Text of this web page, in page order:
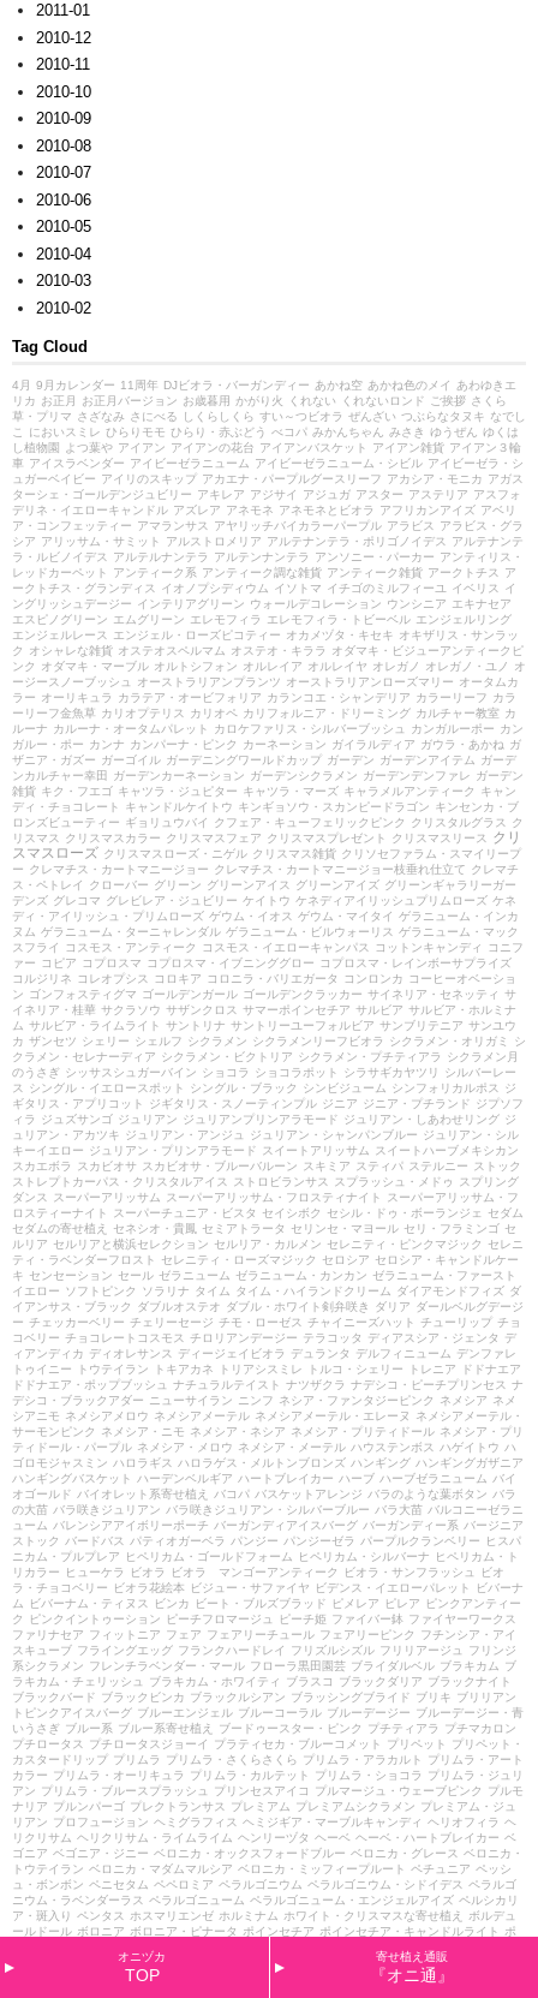
2011-01
2010-12
2010-11
2010-10
2010-09
2010-08
2010-07
2010-06
2010-05
2010-04
2010-03
2010-02
Tag Cloud
4月 9月カレンダー 11周年 DJビオラ・バーガンディー あかね空 あかね色のメイ
あわゆきエ
リカ お正月 お正月バージョン お歳暮用 かがり火 くれない くれないロンド ご挨拶 さくら
草・プリマ さざなみ さにべる しくらしくら すい～つビオラ ぜんざい つぶらなタヌキ なでし
こ
においスミレ ひらりモモ ひらり・赤ぶどう べコパ みかんちゃん みさき ゆうぜん
ゆくは
し植物園
よつ葉や アイアン アイアンの花台 アイアンバスケット アイアン雑貨 アイアン３輪
車 アイスラベンダー アイビーゼラニューム アイビーゼラニューム・シビル アイビーゼラ・シ
ュガーベイビー アイリのスキップ アカエナ・パープルグースリーフ アカシア・モニカ アガス
ターシェ・ゴールデンジュビリー アキレア アジサイ アジュガ アスター アステリア アスフォ
デリネ・イエローキャンドル アズレア アネモネ アネモネとビオラ アフリカンアイズ アベリ
ア・コンフェッティー アマランサス アヤリッチバイカラーパープル アラビス
アラビス・グラ
シア アリッサム・サミット アルストロメリア アルテナンテラ・ポリゴノイデス
アルテナンテ
ラ・ルビノイデス
アルテルナンテラ アルテンナンテラ アンソニー・パーカー アンティリス・
レッドカーペット
アンティーク系 アンティーク調な雑貨 アンティーク雑貨 アークトチス
ア
ークトチス・グランディス
イオノプシディウム イソトマ イチゴのミルフィーユ イベリス
イ
ングリッシュデージー インテリアグリーン ウォールデコレーション ウンシニア エキナセア
エスピノグリーン エムグリーン エレモフィラ エレモフィラ・トビーベル エンジェルリング
エンジェルレース
エンジェル・ローズピコティー オカメヅタ・キセキ オキザリス・サンラッ
ク
オシャレな雑貨 オステオスペルマム オステオ・キララ
オダマキ・ビジューアンティークピ
ンク
オダマキ・マーブル オルトシフォン オルレイア オルレイヤ オレガノ オレガノ・ユノ
オ
ージースノーブッシュ
オーストラリアンプランツ オーストラリアンローズマリー オータムカ
ラー オーリキュラ カラテア・オービフォリア カランコエ・シャンデリア カラーリーフ カラ
ーリーフ金魚草 カリオプテリス カリオペ カリフォルニア・ドリーミング カルチャー教室 カ
ルーナ カルーナ・オータムパレット カロケファリス・シルバーブッシュ カンガルーポー カン
ガルー・ポー カンナ カンパーナ・ピンク カーネーション ガイラルディア ガウラ・あかね ガ
ザニア・ガズー ガーゴイル ガーデニングワールドカップ ガーデン ガーデンアイテム ガーデ
ンカルチャー幸田
ガーデンカーネーション ガーデンシクラメン ガーデンデンファレ ガーデン
雑貨 キク・フエゴ キャツラ・ジュピター キャツラ・マーズ キャラメルアンティーク
キャン
ディ・チョコレート
キャンドルケイトウ キンギョソウ・スカンピードラゴン キンセンカ・ブ
ロンズビューティー ギョリュウバイ クフェア・キューフェリックピンク クリスタルグラス
ク
リスマス
クリスマスカラー クリスマスフェア クリスマスプレゼント クリスマスリース
クリ
スマスローズ クリスマスローズ・ニゲル クリスマス雑貨 クリソセファラム・スマイリープ
ー クレマチス・カートマニージョー クレマチス・カートマニージョー枝垂れ仕立て クレマチ
ス・ペトレイ
クローバー グリーン グリーンアイス グリーンアイズ グリーンギャラリーガー
デンズ グレコマ グレビレア・ジュビリー ケイトウ ケネディアイリッシュプリムローズ ケネ
ディ・アイリッシュ・プリムローズ ゲウム・イオス ゲウム・マイタイ ゲラニューム・インカ
ヌム ゲラニューム・ターニャレンダル ゲラニューム・ビルウォーリス ゲラニューム・マック
スフライ
コスモス・アンティーク コスモス・イエローキャンパス コットンキャンディ
コニフ
ァー
コピア コプロスマ コプロスマ・イブニンググロー
コプロスマ・レインボーサプライズ
コルジリネ
コレオプシス コロキア コロニラ・バリエガータ コンロンカ
コーヒーオベーショ
ン ゴンフォスティグマ ゴールデンガール ゴールデンクラッカー サイネリア・セネッティ サ
イネリア・桂華 サクラソウ サザンクロス サマーポインセチア サルビア サルビア・ホルミナ
ム サルビア・ライムライト サントリナ サントリーユーフォルビア サンブリテニア サンユウ
カ ザンセツ シェリー シェルフ シクラメン シクラメンリーフビオラ シクラメン・オリガミ
シ
クラメン・セレナーディア シクラメン・ビクトリア シクラメン・プチティアラ
シクラメン月
のうさぎ シッサスシュガーバイン ショコラ ショコラポット シラサギカヤツリ
シルバーレー
ス
シングル・イエロースポット シングル・ブラック シンビジューム シンフォリカルポス
ジ
ギタリス・アプリコット
ジギタリス・スノーティンプル ジニア ジニア・プチランド ジプソフ
ィラ
ジュズサンゴ ジュリアン ジュリアンプリンアラモード ジュリアン・しあわせリング ジ
ュリアン・アカツキ ジュリアン・アンジュ ジュリアン・シャンパンブルー ジュリアン・シル
キーイエロー ジュリアン・プリンアラモード スイートアリッサム
スイートハーブメキシカン
スカエボラ
スカビオサ スカビオサ・ブルーバルーン スキミア スティパ ステルニー
ストック
ストレプトカーパス・クリスタルアイス
ストロビランサス スプラッシュ・メドゥ
スプリング
ダンス
スーパーアリッサム スーパーアリッサム・フロスティナイト
スーパーアリッサム・フ
ロスティーナイト
スーパーチュニア・ビスタ セイシボク セシル・ドゥ・ボーランジェ
セダム
セダムの寄せ植え
セネシオ・貴鳳 セミアトラータ セリンセ・マヨール セリ・フラミンゴ セ
ルリア セルリアと横浜セレクション セルリア・カルメン セレニティ・ピンクマジック
セレニ
ティ・ラベンダーフロスト
セレニティ・ローズマジック セロシア セロシア・キャンドルケー
キ センセーション セール ゼラニューム ゼラニューム・カンカン ゼラニューム・ファースト
イエロー ソフトピンク ソラリナ タイム タイム・ハイランドクリーム ダイアモンドフィズ ダ
イアンサス・ブラック
ダブルオステオ ダブル・ホワイト剣弁咲き ダリア ダールベルグデージ
ー チェッカーベリー チェリーセージ チモ・ローゼス チャイニーズハット チューリップ チョ
コベリー チョコレートコスモス チロリアンデージー テラコッタ ディアスシア・ジェンタ
デ
ィアンディカ ディオレサンス ディージェイビオラ デュランタ デルフィニューム デンファレ
トゥイニー
トウテイラン トキアカネ トリアシスミレ トルコ・シェリー トレニア
ドドナエア
ドドナエア・ポップブッシュ
ナチュラルテイスト ナツザクラ ナデシコ・ピーチプリンセス ナ
デシコ・ブラックアダー
ニューサイラン ニンフ ネシア・ファンタジーピンク ネメシア ネメ
シアニモ ネメシアメロウ ネメシアメーテル ネメシアメーテル・エレーヌ
ネメシアメーテル・
サーモンピンク
ネメシア・ニモ ネメシア・ネシア ネメシア・プリティドール ネメシア・プリ
ティドール・パープル ネメシア・メロウ ネメシア・メーテル ハウステンボス ハゲイトウ ハ
ゴロモジャスミン ハロラギス ハロラゲス・メルトンブロンズ ハンギング ハンギングガザニア
ハンギングバスケット
ハーデンベルギア ハートブレイカー ハーブ ハーブゼラニューム バイ
オゴールド バイオレット系寄せ植え バコパ バスケットアレンジ バラのような葉ボタン バラ
の大苗 バラ咲きジュリアン バラ咲きジュリアン・シルバーブルー バラ大苗 バルコニーゼラニ
ューム バレンシアアイボリーポーチ バーガンディアイスバーグ バーガンディー系 バージニア
ストック
バードバス パティオガーベラ パンジー パンジーゼラ パープルクランベリー
ヒスパ
ニカム・プルプレア
ヒペリカム・ゴールドフォーム ヒペリカム・シルバーナ
ヒペリカム・ト
リカラー
ヒューケラ ビオラ ビオラ マンゴーアンティーク ビオラ・サンフラッシュ
ビオ
ラ・チョコベリー
ビオラ花絵本 ビジュー・サファイヤ ビデンス・イエローパレット
ビバーナ
ム
ビバーナム・ティヌス ビンカ ビート・ブルズブラッド ピメレア ピレア
ピンクアンティー
ク
ピンクイントゥーション ピーチフロマージュ ピーチ姫 ファイバー鉢 ファイヤーワークス
ファリナセア フィットニア フェア フェアリーチュール フェアリーピンク
フチンシア・アイ
スキューブ フライングエッグ フランクハードレイ フリズルシズル フリリアージュ
フリンジ
系シクラメン フレンチラベンダー・マール フローラ黒田園芸 ブライダルベル ブラキカム ブ
ラキカム・チェリッシュ
ブラキカム・ホワイティ ブラスコ ブラックダリア ブラックナイト
ブラックバード ブラックビンカ ブラックルシアン ブラッシングブライド ブリキ ブリリアン
トピンクアイスバーグ ブルーエンジェル ブルーコーラル ブルーデージー ブルーデージー・青
いうさぎ ブルー系 ブルー系寄せ植え ブードゥースター・ピンク プチティアラ
プチマカロン
プチロータス
プチロータスジョーイ プラティセカ・ブルーコメット プリペット
プリペット・
カスタードリップ プリムラ プリムラ・さくらさくら プリムラ・アラカルト
プリムラ・アート
カラー プリムラ・オーリキュラ プリムラ・カルテット プリムラ・ショコラ
プリムラ・ジュリ
アン プリムラ・ブルースプラッシュ プリンセスアイコ プルマージュ・ウェーブピンク
プルモ
ナリア プルンパーゴ プレクトランサス プレミアム プレミアムシクラメン プレミアム・ジュ
リアン プロフュージョン ヘミグラフィス ヘミジギア・マーブルキャンディ ヘリオフィラ ヘ
リクリサム ヘリクリサム・ライムライム ヘンリーヅタ ヘーベ ヘーベ・ハートブレイカー ベ
ゴニア ベゴニア・ジニー ベロニカ・オックスフォードブルー ベロニカ・グレース ベロニカ・
トウテイラン ベロニカ・マダムマルシア ベロニカ・ミッフィープルート ペチュニア ペッシ
ュ・ボンボン ペニセタム ペペロミア ペラルゴニウム ペラルゴニウム・シドイデス ペラルゴ
ニウム・ラベンダーラス ペラルゴニューム ペラルゴニューム・エンジェルアイズ ペルシカリ
ア・斑入り ペンタス ホスマリエンゼ ホルミナム ホワイト・クリスマスな寄せ植え
ボルデュ
ールドール ボロニア ボロニア・ピナータ ポインセチア ポインセチア・キャンドルライト
ポ
マトリカリア・ライム マーガレット マーガレット・ウォーターメロン
マーガレット・パーカッション マーガレット・ペパーミント
オニヅカ
TOP
寄せ植え通販
『オニ通』